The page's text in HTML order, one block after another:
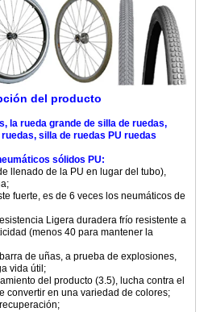
del producto
la rueda grande de silla de ruedas,
silla de ruedas PU ruedas
sólidos PU:
llenado de la PU en lugar del tubo),
fuerte, es de 6 veces los neumáticos de
Ligera duradera frío resistente a
(menos 40 para mantener la
de uñas, a prueba de explosiones,
vida útil;
del producto (3.5), lucha contra el
convertir en una variedad de colores;